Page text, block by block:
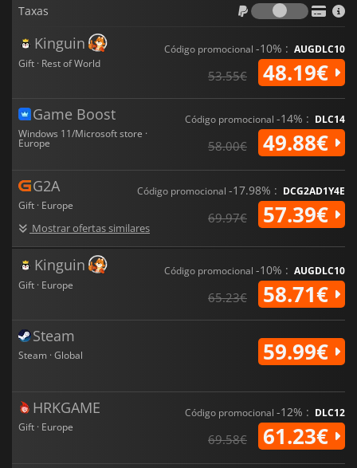
Taxas
Kinguin
Gift · Rest of World
Código promocional -10% : AUGDLC10
53.55€ 48.19€
Game Boost
Windows 11/Microsoft store ·
Europe
Código promocional -14% : DLC14
58.00€ 49.88€
G2A
Gift · Europe
Mostrar ofertas similares
Código promocional -17.98% : DCG2AD1Y4E
69.97€ 57.39€
Kinguin
Gift · Europe
Código promocional -10% : AUGDLC10
65.23€ 58.71€
Steam
Steam · Global 59.99€
HRKGAME
Gift · Europe
Código promocional -12% : DLC12
69.58€ 61.23€